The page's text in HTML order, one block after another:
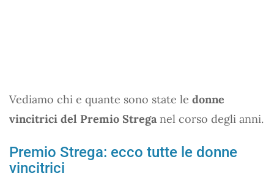
Vediamo chi e quante sono state le donne
vincitrici del Premio Strega nel corso degli anni.
Premio Strega: ecco tutte le donne
vincitrici